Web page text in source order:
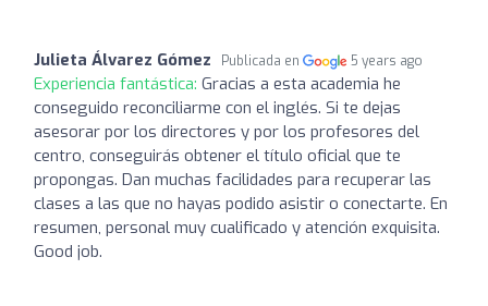
Julieta Álvarez Gómez Publicada en 5 years ago
Experiencia fantástica: Gracias a esta academia he
conseguido reconciliarme con el inglés. Si te dejas
asesorar por los directores y por los profesores del
centro, conseguirás obtener el título oficial que te
propongas. Dan muchas facilidades para recuperar las
clases a las que no hayas podido asistir o conectarte. En
resumen, personal muy cualificado y atención exquisita.
Good job.